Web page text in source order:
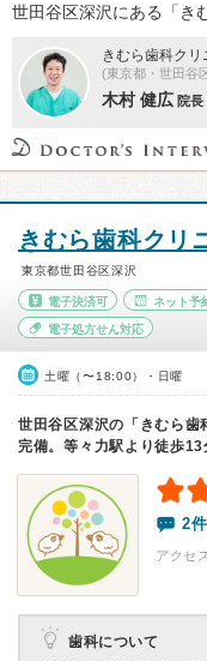
きむら歯科クリ
(東京都・世田谷
木村 健広 院長
きむら歯科クリ
東京都世田谷区深沢
電子決済可 ネット予
電子処方せん対応
土曜（〜18:00）・日曜
世田谷区深沢の「きむら歯
完備。等々力駅より徒歩13
2件
アクセ
歯科について